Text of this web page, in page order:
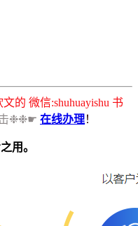
的 微信:shuhuayishu 书
❉❉☛ 在线办理！
用。